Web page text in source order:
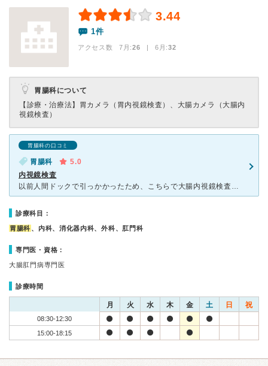
3.44
1件
アクセス数 7月:26 | 6月:32
胃腸科について
【診療・治療法】 胃カメラ（胃内視鏡検査）、大腸カメラ（大腸内
視鏡検査）
胃腸科の口コミ
胃腸科
5.0
内視鏡検査
以前人間ドックで引っかかったため、こちらで大腸内視鏡検査をしていただきました。 先生は思いのほか若かったため、ちょっと恥ずかしかったですが、でも、腕は確かです。とてもスムーズに検査していただき、
診療科目：
胃腸科 、内科、消化器内科、外科、肛門科
専門医・資格：
大腸肛門病専門医
診療時間
月 火 水 木 金 土 日 祝
08:30-12:30
15:00-18:15